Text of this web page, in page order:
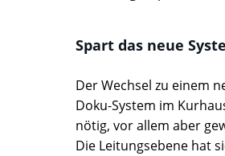
Spart das neue
Der Wechsel zu einem
Doku-System im
nötig, vor allem aber
Die Leitungsebene hat